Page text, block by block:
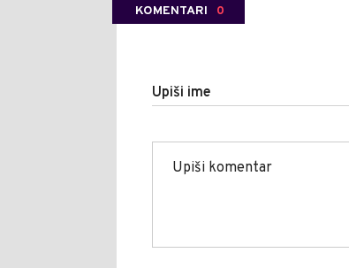
KOMENTARI 0
Upiši ime